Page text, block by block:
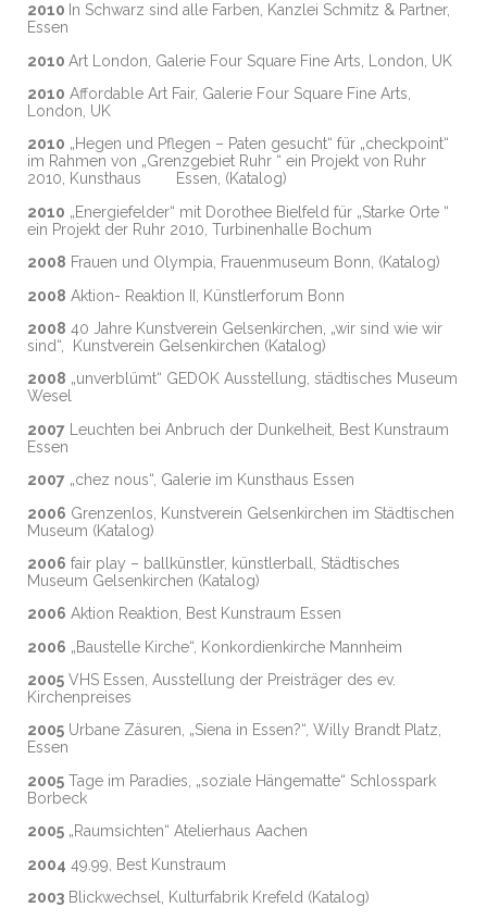
2010 In Schwarz sind alle Farben, Kanzlei Schmitz & Partner,
Essen
2010 Art London, Galerie Four Square Fine Arts, London, UK
2010 Affordable Art Fair, Galerie Four Square Fine Arts,
London, UK
2010 „Hegen und Pflegen – Paten gesucht“ für „checkpoint“
im Rahmen von „Grenzgebiet Ruhr “ ein Projekt von Ruhr
2010, Kunsthaus Essen, (Katalog)
2010 „Energiefelder“ mit Dorothee Bielfeld für „Starke Orte “
ein Projekt der Ruhr 2010, Turbinenhalle Bochum
2008 Frauen und Olympia, Frauenmuseum Bonn, (Katalog)
2008 Aktion- Reaktion II, Künstlerforum Bonn
2008 40 Jahre Kunstverein Gelsenkirchen, „wir sind wie wir
sind“, Kunstverein Gelsenkirchen (Katalog)
2008 „unverblümt“ GEDOK Ausstellung, städtisches Museum
Wesel
2007 Leuchten bei Anbruch der Dunkelheit, Best Kunstraum
Essen
2007 „chez nous“, Galerie im Kunsthaus Essen
2006 Grenzenlos, Kunstverein Gelsenkirchen im Städtischen
Museum (Katalog)
2006 fair play – ballkünstler, künstlerball, Städtisches
Museum Gelsenkirchen (Katalog)
2006 Aktion Reaktion, Best Kunstraum Essen
2006 „Baustelle Kirche“, Konkordienkirche Mannheim
2005 VHS Essen, Ausstellung der Preisträger des ev.
Kirchenpreises
2005 Urbane Zäsuren, „Siena in Essen?“, Willy Brandt Platz,
Essen
2005 Tage im Paradies, „soziale Hängematte“ Schlosspark
Borbeck
2005 „Raumsichten“ Atelierhaus Aachen
2004 49.99, Best Kunstraum
2003 Blickwechsel, Kulturfabrik Krefeld (Katalog)